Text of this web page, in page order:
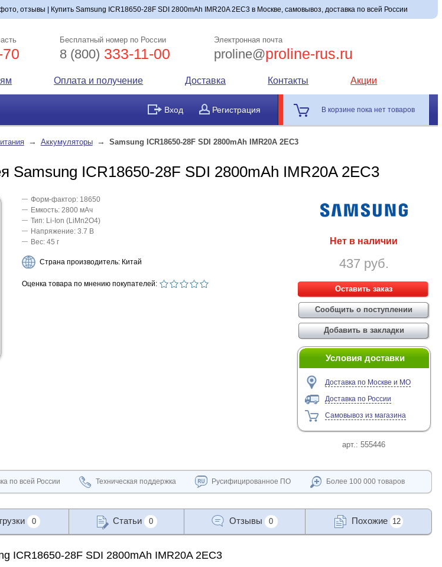
отзывы | Купить Samsung ICR18650-28F SDI 2800mAh IMR20A 2EC3 в Москве, самовывоз, доставка по всей России
Бесплатный номер по России
8 (800) 333-11-00
Электронная почта
proline@proline-rus.ru
Оплата и получение Доставка Контакты Акции
Вход Регистрация В корзине пока нет товаров
→ Аккумуляторы → Samsung ICR18650-28F SDI 2800mAh IMR20A 2EC3
Samsung ICR18650-28F SDI 2800mAh IMR20A 2EC3
Форм-фактор: 18650
Емкость: 2800 мАч
Тип: Li-Ion (LiMn2O4)
Напряжение: 3.7 В
Вес: 45 г
Страна производитель: Китай
Оценка товара по мнению покупателей:
Нет в наличии
437 руб.
Условия доставки
Доставка по Москве и МО
Доставка по России
Самовывоз из магазина
арт.:555446
по всей России Техническая поддержка Русифицированное ПО Более 100 000 товаров
0 Статьи 0 Отзывы 0 Похожие 12
ICR18650-28F SDI 2800mAh IMR20A 2EC3